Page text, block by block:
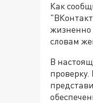
Как
жизненно
словам
В